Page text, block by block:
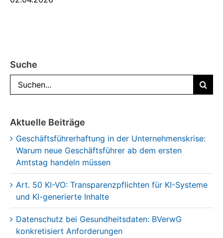
Aktuelle Beiträge
Geschäftsführerhaftung in der Unternehmenskrise:
Amtstag handeln müssen
Art. 50 KI-VO: Transparenzpflichten für KI-Systeme
und KI-generierte Inhalte
Datenschutz bei Gesundheitsdaten: BVerwG
konkretisiert Anforderungen
Hinweisgeberschutz bei Kündigung: BAG verlangt
Kausalität zwischen Meldung und Benachteiligung